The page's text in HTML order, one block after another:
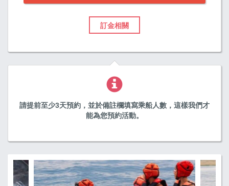
訂金相關
請提前至少3天預約，並於備註欄填寫乘船人數，這樣我們才
能為您預約活動。